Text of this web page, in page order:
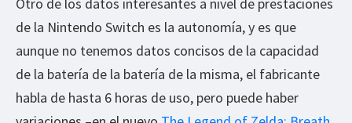
de la Nintendo Switch es la autonomía, y es que
aunque no tenemos datos concisos de la capacidad
de la batería de la batería de la misma, el fabricante
habla de hasta 6 horas de uso, pero puede haber